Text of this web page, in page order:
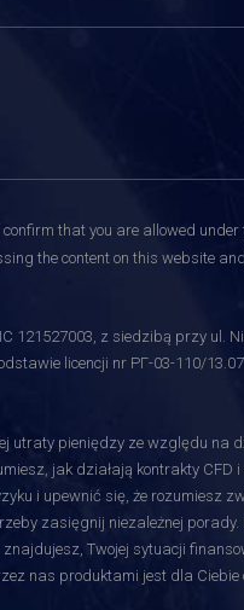
that you are allowed
the content on this website
z siedzibą przy ul.
licencji nr РГ-03-110/
utraty pieniędzy ze względu na
jak działają kontrakty
i upewnić się, że rozumiesz
zasięgnij niezależnej
Twojej sytuacji
nas produktami jest dla Ciebie